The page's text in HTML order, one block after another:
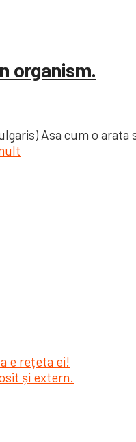
organism.
Asa cum o arata
e rețeta ei!
și extern.